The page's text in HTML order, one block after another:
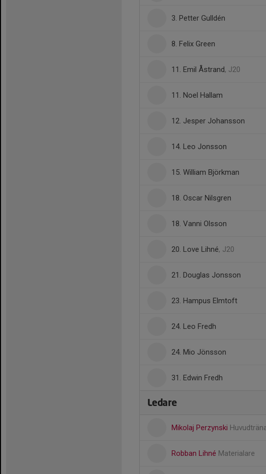
3. Petter Gulldén
8. Felix Green
11. Emil Åstrand, J20
11. Noel Hallam
12. Jesper Johansson
14. Leo Jonsson
15. William Björkman
18. Oscar Nilsgren
18. Vanni Olsson
20. Love Lihné, J20
21. Douglas Jonsson
23. Hampus Elmtoft
24. Leo Fredh
24. Mio Jönsson
31. Edwin Fredh
Ledare
Mikolaj Perzynski
Robban Lihné Materialare